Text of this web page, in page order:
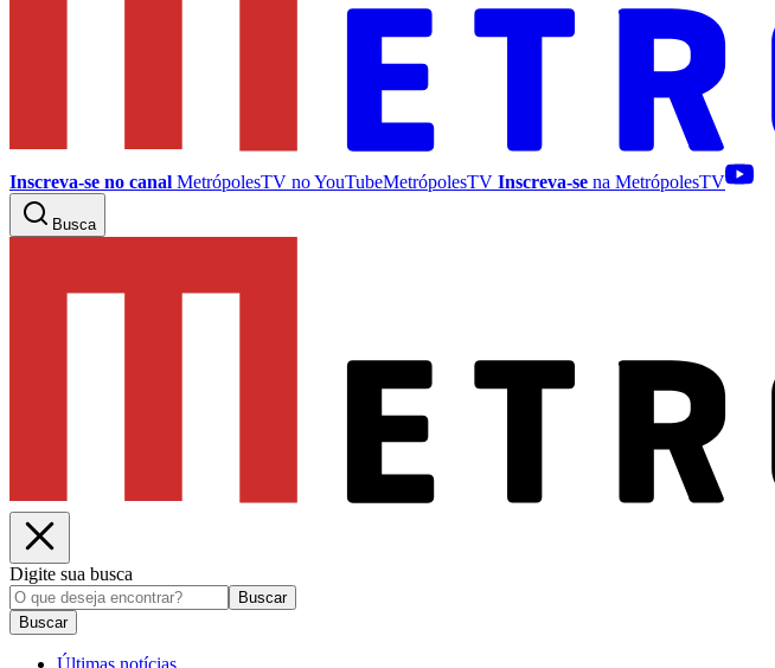
Inscreva-se no canal MetrópolesTV noYouTubeMetrópolesTV Inscreva-se na MetrópolesTV
Busca
Digite sua busca
Buscar
Buscar